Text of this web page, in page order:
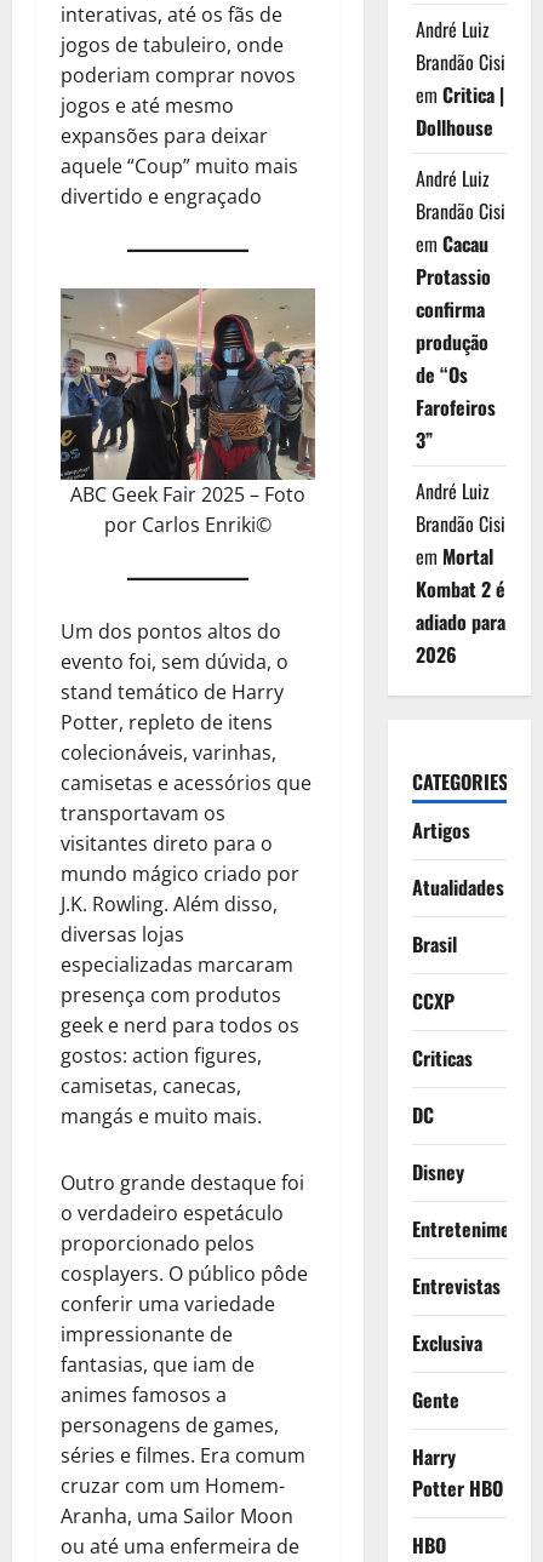
interativas, até os fãs de
jogos de tabuleiro, onde
poderiam comprar novos
jogos e até mesmo
expansões para deixar
aquele “Coup” muito mais
divertido e engraçado
ABC Geek Fair 2025 – Foto
por Carlos Enriki©
Um dos pontos altos do
evento foi, sem dúvida, o
stand temático de Harry
Potter, repleto de itens
colecionáveis, varinhas,
camisetas e acessórios que
transportavam os
visitantes direto para o
mundo mágico criado por
J.K. Rowling. Além disso,
diversas lojas
especializadas marcaram
presença com produtos
geek e nerd para todos os
gostos: action figures,
camisetas, canecas,
mangás e muito mais.
Outro grande destaque foi
o verdadeiro espetáculo
proporcionado pelos
cosplayers. O público pôde
conferir uma variedade
impressionante de
fantasias, que iam de
animes famosos a
personagens de games,
séries e filmes. Era comum
cruzar com um Homem-
Aranha, uma Sailor Moon
ou até uma enfermeira de
André Luiz
Brandão Cisi
em Critica |
Dollhouse
André Luiz
Brandão Cisi
em Cacau
Protassio
confirma
produção
de “Os
Farofeiros
3”
André Luiz
Brandão Cisi
em Mortal
Kombat 2 é
adiado para
2026
CATEGORIES
Artigos
Atualidades
Brasil
CCXP
Criticas
DC
Disney
Entretenimento
Entrevistas
Exclusiva
Gente
Harry
Potter HBO
HBO